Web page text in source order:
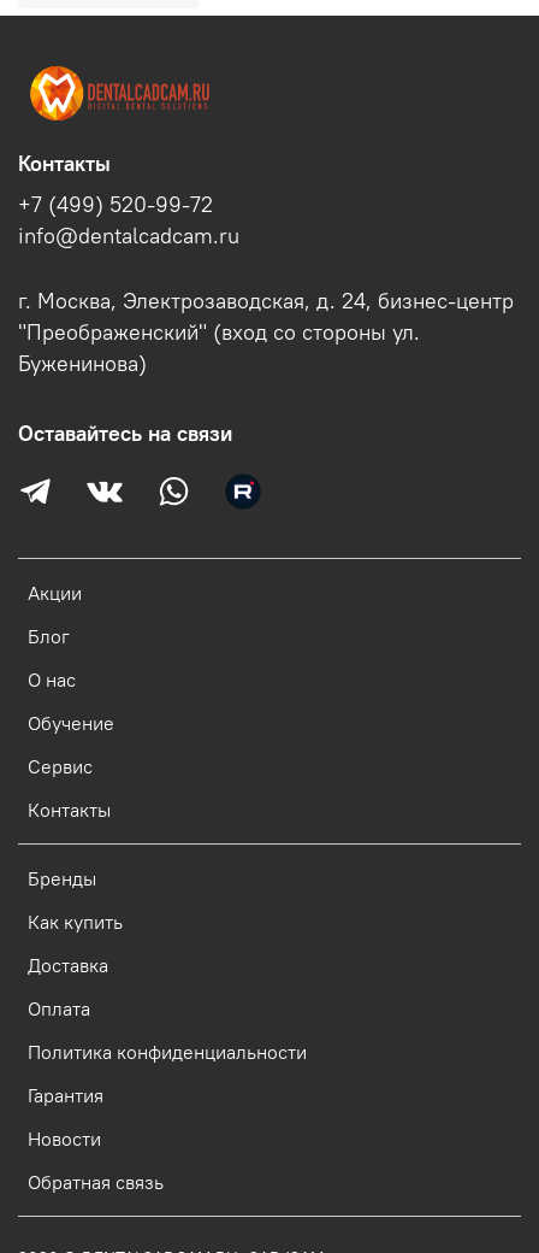
Акции
Блог
О нас
Обучение
Сервис
Контакты
Бренды
Как купить
Доставка
Оплата
Политика конфиденциальности
Гарантия
Новости
Обратная связь
Контакты
+7 (499) 520-99-72
info@dentalcadcam.ru
г. Москва, Электрозаводская, д. 24, бизнес-центр
"Преображенский" (вход со стороны ул.
Буженинова)
Оставайтесь на связи